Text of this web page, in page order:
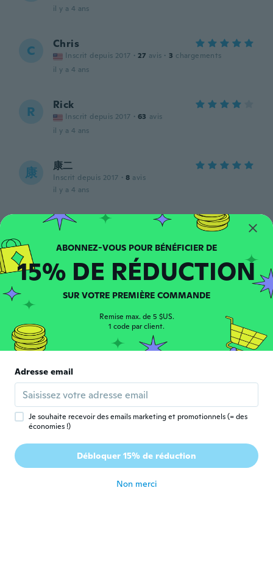
il y a 4 ans
C Chris
Inscrit depuis 2017 · 27 avis · 3 chargements
il y a 4 ans
R Rick
Inscrit depuis 2017 · 63 avis
il y a 4 ans
康 康二
Inscrit depuis 2017 · 8 avis
il y a 4 ans
Eva
Ok produkt. Very komfyr.
il y a 5 ans
C Carmel
avis
P Philip
Inscrit depuis 2020 · 61 avis · 50 chargements
Fast delivery
Yousif
Inscrit depuis 2019 · 2 avis
15% DE RÉDUCTION
SUR VOTRE PREMIÈRE COMMANDE
Remise max. de 5 $US.
1 code par client.
Adresse email
Je souhaite recevoir des emails marketing et promotionnels (= des
économies !)
Débloquer 15% de réduction
Non merci